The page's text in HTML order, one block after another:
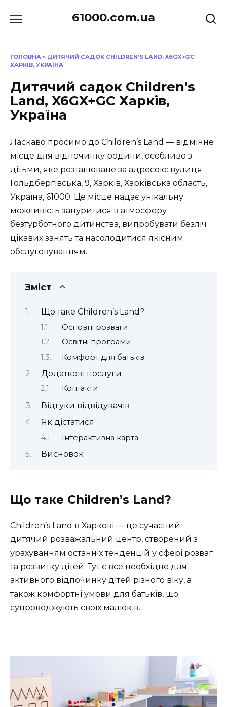
до
61000.com.ua
ГОЛОВНА » ДИТЯЧИЙ САДОК CHILDREN’S LAND, X6GX+GC
ХАРКІВ, УКРАЇНА
Дитячий садок Children’s
Land, X6GX+GC Харків,
Україна
Ласкаво просимо до Children’s Land — відмінне
місце для відпочинку родини, особливо з
дітьми, яке розташоване за адресою: вулиця
Гольдбергівська, 9, Харків, Харківська область,
Україна, 61000. Це місце надає унікальну
можливість зануритися в атмосферу
безтурботного дитинства, випробувати безліч
цікавих занять та насолодитися якісним
обслуговуванням.
Зміст
Що таке Children’s Land?
Основні розваги
Освітні програми
Комфорт для батьків
Додаткові послуги
Контакти
Відгуки відвідувачів
Як дістатися
Інтерактивна карта
Висновок
Що таке Children’s Land?
Children’s Land в Харкові — це сучасний
дитячий розважальний центр, створений з
урахуванням останніх тенденцій у сфері розваг
та розвитку дітей. Тут є все необхідне для
активного відпочинку дітей різного віку, а
також комфортні умови для батьків, що
супроводжують своїх малюків.